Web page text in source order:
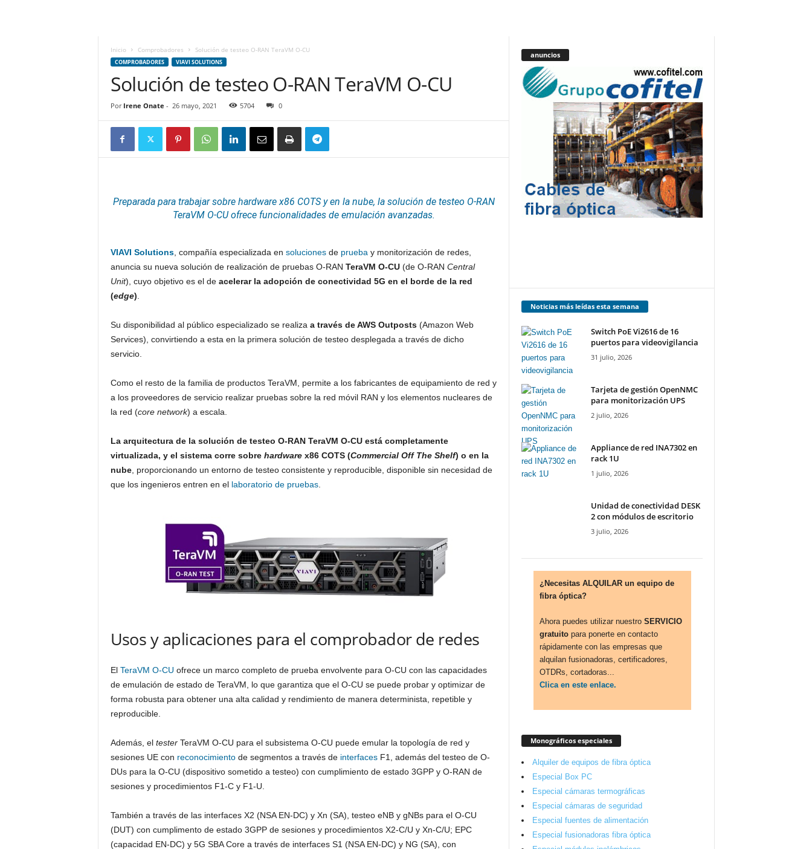
o
Inicio Comprobadores Solución de testeo O-RAN TeraVM O-CU
COMPROBADORES VIAVI SOLUTIONS
Solución de testeo O-RAN TeraVM O-CU
Por Irene Onate - 26 mayo, 2021 5704 0
Preparada para trabajar sobre hardware x86 COTS y en la nube, la solución de testeo O-RAN
TeraVM O-CU ofrece funcionalidades de emulación avanzadas.
VIAVI Solutions, compañía especializada en solucionesde prueba y monitorización de redes,
anuncia su nueva solución de realización de pruebas O-RAN TeraVM O-CU(de O-RAN Central
Unit), cuyo objetivo es el de acelerar la adopción de conectividad 5G en el borde de la red
(edge)
Su disponibilidad al público especializado se realiza a través de AWS Outposts(Amazon Web
Services), convirtiendo a esta en la primera solución de testeo desplegada a través de dicho
servicio.
Como el resto de la familia de productos TeraVM, permite a los fabricantes de equipamiento de red y
a los proveedores de servicio realizar pruebas sobre la red móvil RAN y los elementos nucleares de
la red (core network) a escala.
La arquitectura de la solución de testeo O-RAN TeraVM O-CU está completamente
virtualizada, y el sistema corre sobre hardwarex86 COTS (Commercial Off The Shelf) o en la
nube, proporcionando un entorno de testeo consistente y reproducible, disponible sin necesidad de
que los ingenieros entren en el laboratorio de pruebas.
Usos y aplicaciones para el comprobador de redes
El TeraVM O-CU ofrece un marco completo de prueba envolvente para O-CU con las capacidades
de emulación de estado de TeraVM, lo que garantiza que el O-CU se puede probar y optimizar de
forma robusta para obtener una alta calidad y rendimiento de manera determinista, repetible y
reproducible.
Además, el testerTeraVM O-CU para el subsistema O-CU puede emular la topología de red y
sesiones UE con reconocimientode segmentos a través de interfacesF1, además del testeo de O-
DUs para la O-CU (dispositivo sometido a testeo) con cumplimiento de estado 3GPP y O-RAN de
sesiones y procedimientos F1-C y F1-U.
También a través de las interfaces X2 (NSA EN-DC) y Xn (SA), testeo eNB y gNBs para el O-CU
(DUT) con cumplimento de estado 3GPP de sesiones y procedimientos X2-C/U y Xn-C/U; EPC
(capacidad EN-DC) y 5G SBA Core a través de interfaces S1 (NSA EN-DC) y NG (SA), con
anuncios
Noticias más leídas esta semana
Switch PoE Vi2616 de 16
puertos para videovigilancia
31 julio, 2026
Tarjeta de gestión OpenNMC
para monitorización UPS
2 julio, 2026
Appliance de red INA7302 en
rack 1U
1 julio, 2026
Unidad de conectividad DESK
2 con módulos de escritorio
3 julio, 2026
¿Necesitas ALQUILAR un equipo de
fibra óptica?
Ahora puedes utilizar nuestro SERVICIO
gratuitopara ponerte en contacto
rápidamente con las empresas que
alquilan fusionadoras, certificadores,
OTDRs, cortadoras...
Clica en este enlace.
Monográficos especiales
Alquiler de equipos de fibra óptica
Especial Box PC
Especial cámaras termográficas
Especial cámaras de seguridad
Especial fuentes de alimentación
Especial fusionadoras fibra óptica